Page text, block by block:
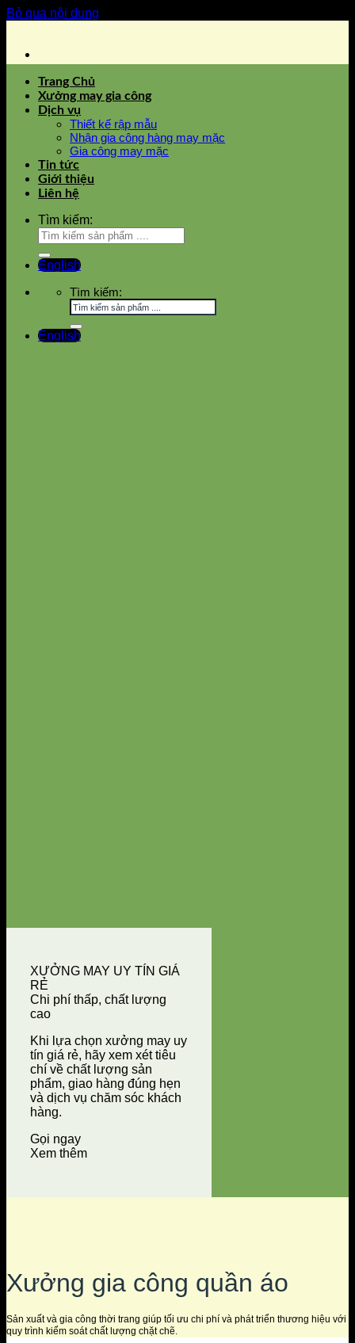
Bỏ qua nội dung
Trang Chủ
Xưởng may gia công
Dịch vụ
Thiết kế rập mẫu
Nhận gia công hàng may mặc
Gia công may mặc
Tin tức
Giới thiệu
Liên hệ
Tìm kiếm:
English
Tìm kiếm:
English
XƯỞNG MAY UY TÍN GIÁ
RẺ
Chi phí thấp, chất lượng
cao
Khi lựa chọn xưởng may uy
tín giá rẻ, hãy xem xét tiêu
chí về chất lượng sản
phẩm, giao hàng đúng hẹn
và dịch vụ chăm sóc khách
hàng.
Gọi ngay
Xem thêm
Xưởng gia công quần áo
Sản xuất và gia công thời trang giúp tối ưu chi phí và phát triển thương hiệu với
quy trình kiểm soát chất lượng chặt chẽ.